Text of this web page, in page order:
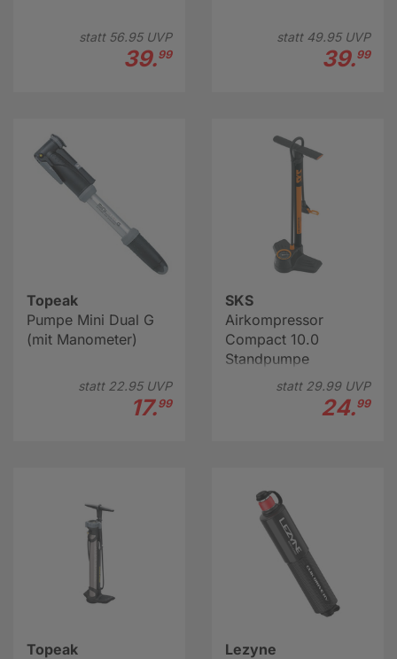
statt 56.95UVP
39.99
statt 49.95UVP
39.99
Topeak
Pumpe Mini Dual G
(mit Manometer)
statt 22.95UVP
17.99
SKS
Airkompressor
Compact 10.0
Standpumpe
statt 29.99UVP
24.99
Topeak
Lezyne